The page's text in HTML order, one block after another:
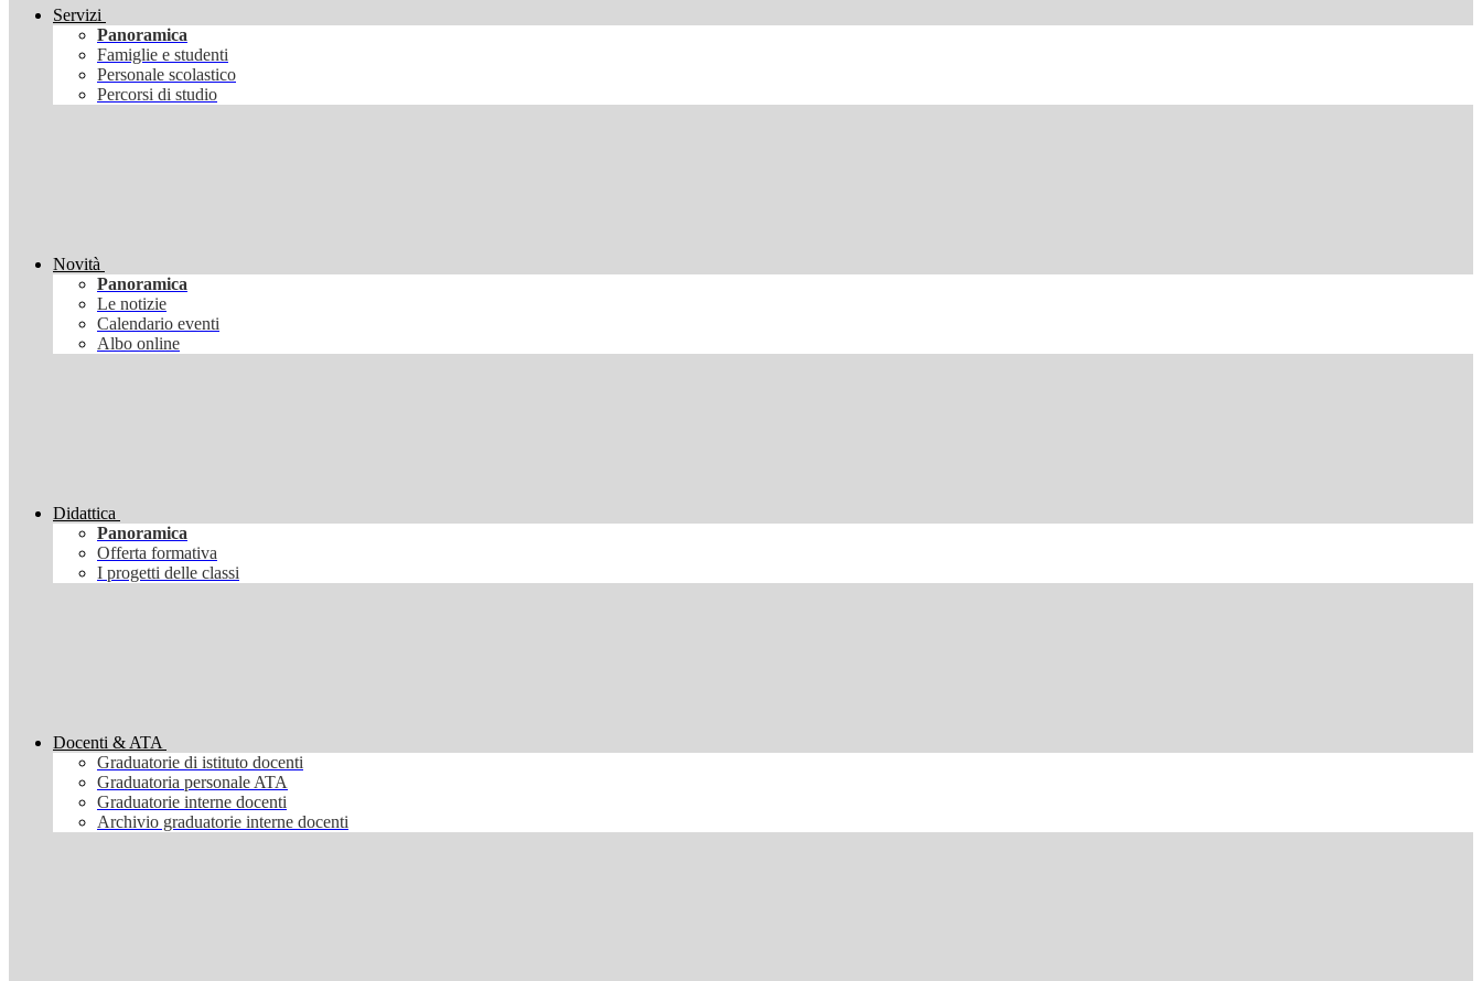
Servizi
Panoramica
Famiglie e studenti
Personale scolastico
Percorsi di studio
Novità
Panoramica
Le notizie
Calendario eventi
Albo online
Didattica
Panoramica
Offerta formativa
I progetti delle classi
Docenti & ATA
Graduatorie di istituto docenti
Graduatoria personale ATA
Graduatorie interne docenti
Archivio graduatorie interne docenti